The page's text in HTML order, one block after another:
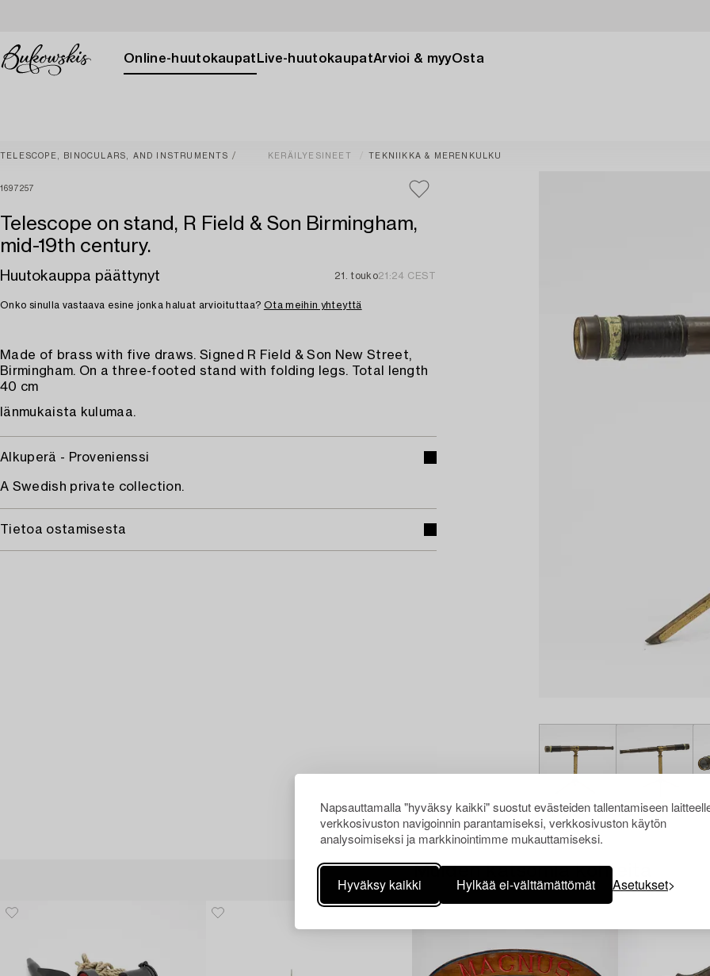
Napsauttamalla "hyväksy kaikki" suostut evästeiden tallentamiseen
verkkosivuston navigoinnin parantamiseksi, verkkosivuston käytön
analysoimiseksi ja markkinointimme mukauttamiseksi.
Hyväksy kaikki Hylkää ei-välttämättömät Asetukset
Online-huutokaupat Live-huutokaupatArvioi & myyOsta
TELESCOPE, BINOCULARS, AND INSTRUMENTS KERÄILYESINEET TEKNIIKKA & MERENKULKU
1697257
Telescope on stand, R Field & Son Birmingham,
mid-19th century.
Huutokauppa päättynyt 21. touko21:24 CEST
Onko sinulla vastaava esine jonka haluat arvioituttaa? Ota meihin yhteyttä
Made of brass with five draws. Signed R Field & Son New Street,
Birmingham. On a three-footed stand with folding legs. Total length
40 cm
Iänmukaista kulumaa.
Alkuperä - Provenienssi
A Swedish private collection.
Tietoa ostamisesta
Muiden katsomia kohteita